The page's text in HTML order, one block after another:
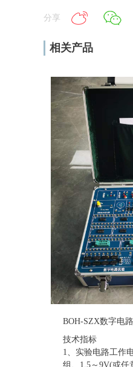
分享
相关产品
BOH-SZX数字电
技术指标
1、实验电路工作
组、1.5～9V(或任